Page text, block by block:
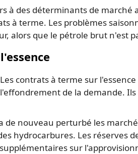
à des déterminants de
à terme. Les problèmes
alors que le pétrole brut n'est
contrats à terme sur
de la demande.
de nouveau perturbé les
hydrocarbures. Les réserves
sur